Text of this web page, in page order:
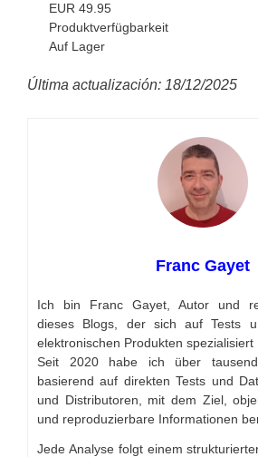
EUR 49.95
Produktverfügbarkeit
Auf Lager
Última actualización: 18/12/2025
Franc Gayet
Ich bin Franc Gayet, Autor und
dieses Blogs, der sich auf Tests
elektronischen Produkten spezialisiert
Seit 2020 habe ich über
basierend auf direkten Tests und
und Distributoren, mit dem Ziel,
und reproduzierbare Informationen
Jede Analyse folgt einem